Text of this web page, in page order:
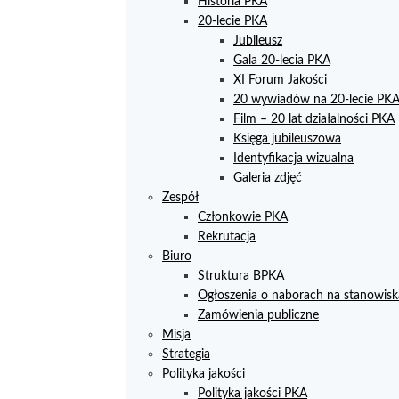
20-lecie PKA
Jubileusz
Gala 20-lecia PKA
XI Forum Jakości
20 wywiadów na 20-lecie PKA
Film – 20 lat działalności PKA
Księga jubileuszowa
Identyfikacja wizualna
Galeria zdjęć
Zespół
Członkowie PKA
Rekrutacja
Biuro
Struktura BPKA
Ogłoszenia o naborach na
Zamówienia publiczne
Misja
Strategia
Polityka jakości
Polityka jakości PKA